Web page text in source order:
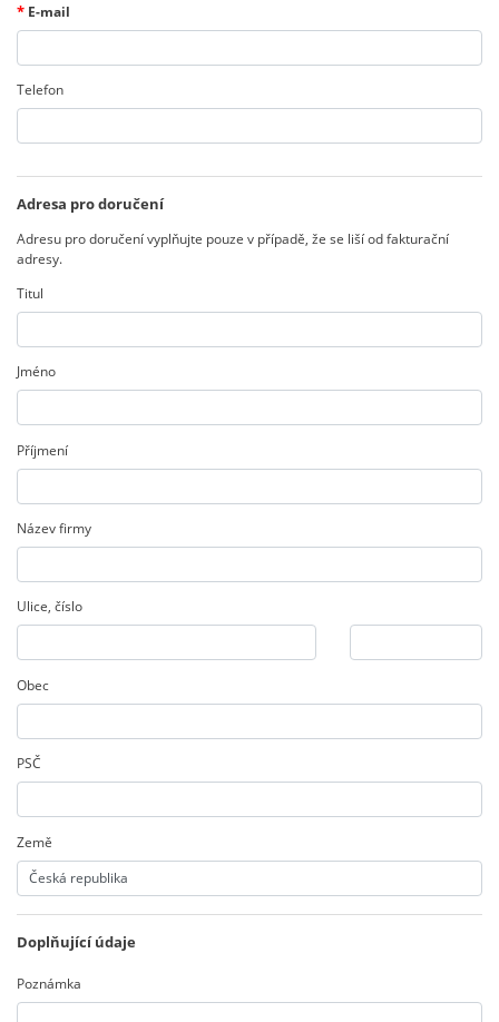
* E-mail
Telefon
Adresa pro doručení
Adresu pro doručení vyplňujte pouze v případě, že se liší od fakturační
adresy.
Titul
Jméno
Příjmení
Název firmy
Ulice, číslo
Obec
PSČ
Země
Doplňující údaje
Poznámka